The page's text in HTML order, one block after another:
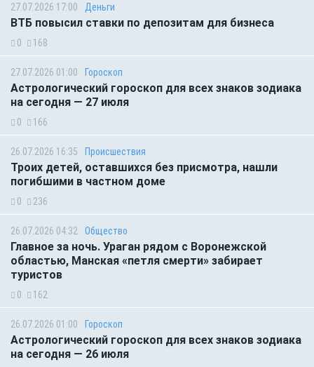
27.07.2026 17:00 Деньги
ВТБ повысил ставки по депозитам для бизнеса
0 168
27.07.2026 01:00 Гороскоп
Астрологический гороскоп для всех знаков зодиака
на сегодня — 27 июля
0 166
26.07.2026 16:35 Происшествия
Троих детей, оставшихся без присмотра, нашли
погибшими в частном доме
0 236
26.07.2026 04:32 Общество
Главное за ночь. Ураган рядом с Воронежской
областью, Манская «петля смерти» забирает
туристов
0 162
26.07.2026 01:00 Гороскоп
Астрологический гороскоп для всех знаков зодиака
на сегодня — 26 июля